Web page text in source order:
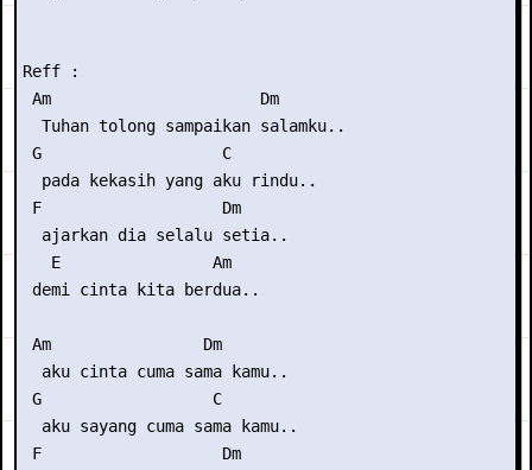
Reff :
Am                      Dm
  Tuhan tolong sampaikan salamku..
G                   C
  pada kekasih yang aku rindu..
F                   Dm
  ajarkan dia selalu setia..
   E                Am
demi cinta kita berdua..
Am                Dm
  aku cinta cuma sama kamu..
G                  C
  aku sayang cuma sama kamu..
F                   Dm